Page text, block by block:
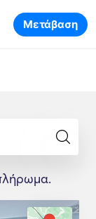
Μετάβαση